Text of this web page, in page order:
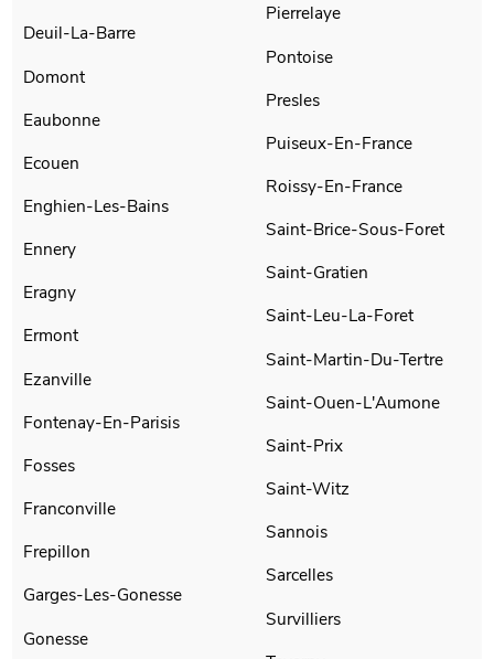
Deuil-La-Barre
Domont
Eaubonne
Ecouen
Enghien-Les-Bains
Ennery
Eragny
Ermont
Ezanville
Fontenay-En-Parisis
Fosses
Franconville
Frepillon
Garges-Les-Gonesse
Gonesse
Pierrelaye
Pontoise
Presles
Puiseux-En-France
Roissy-En-France
Saint-Brice-Sous-Foret
Saint-Gratien
Saint-Leu-La-Foret
Saint-Martin-Du-Tertre
Saint-Ouen-L'Aumone
Saint-Prix
Saint-Witz
Sannois
Sarcelles
Survilliers